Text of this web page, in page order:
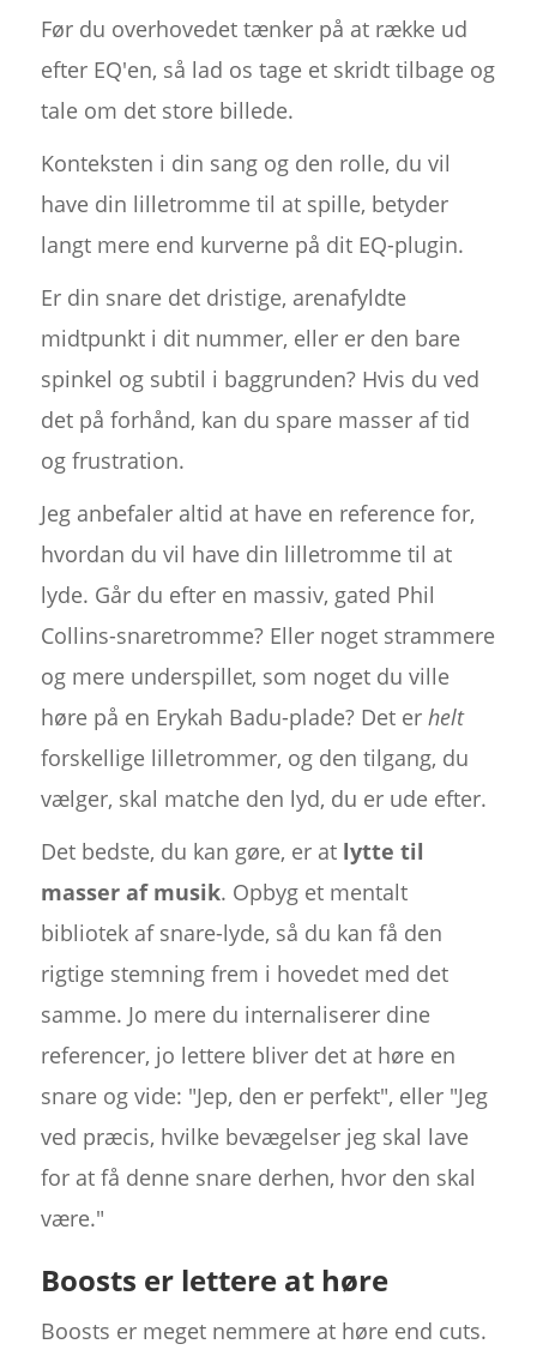
Før du overhovedet tænker på at række ud
efter EQ'en, så lad os tage et skridt tilbage og
tale om det store billede.
Konteksten i din sang og den rolle, du vil
have din lilletromme til at spille, betyder
langt mere end kurverne på dit EQ-plugin.
Er din snare det dristige, arenafyldte
midtpunkt i dit nummer, eller er den bare
spinkel og subtil i baggrunden? Hvis du ved
det på forhånd, kan du spare masser af tid
og frustration.
Jeg anbefaler altid at have en reference for,
hvordan du vil have din lilletromme til at
lyde. Går du efter en massiv, gated Phil
Collins-snaretromme? Eller noget strammere
og mere underspillet, som noget du ville
høre på en Erykah Badu-plade? Det er helt
forskellige lilletrommer, og den tilgang, du
vælger, skal matche den lyd, du er ude efter.
Det bedste, du kan gøre, er at lytte til
masser af musik. Opbyg et mentalt
bibliotek af snare-lyde, så du kan få den
rigtige stemning frem i hovedet med det
samme. Jo mere du internaliserer dine
referencer, jo lettere bliver det at høre en
snare og vide: "Jep, den er perfekt", eller "Jeg
ved præcis, hvilke bevægelser jeg skal lave
for at få denne snare derhen, hvor den skal
være."
Boosts er lettere at høre
Boosts er meget nemmere at høre end cuts.